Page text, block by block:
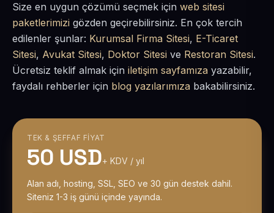
Size en uygun çözümü seçmek için web sitesi
paketlerimizi gözden geçirebilirsiniz. En çok tercih
edilenler şunlar: Kurumsal Firma Sitesi, E-Ticaret
Sitesi, Avukat Sitesi, Doktor Sitesi ve Restoran Sitesi.
Ücretsiz teklif almak için iletişim sayfamıza yazabilir,
faydalı rehberler için blog yazılarımıza bakabilirsiniz.
TEK & ŞEFFAF FIYAT
50 USD+ KDV / yıl
Alan adı, hosting, SSL, SEO ve 30 gün destek dahil.
Siteniz 1-3 iş günü içinde yayında.